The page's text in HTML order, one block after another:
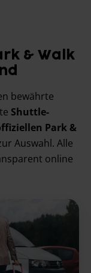
& Walk
bewährte
Shuttle-
Park &
Auswahl. Alle
online